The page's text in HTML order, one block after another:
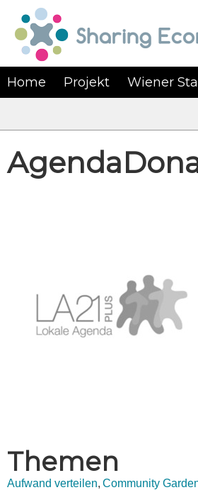
Home Projekt Wiener
Themen
Aufwand verteilen Community